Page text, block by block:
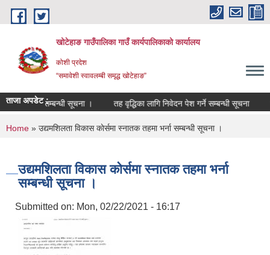
Skip to main content
खोटेहाङ गाउँपालिका गाउँ कार्यपालिकाको कार्यालय
कोशी प्रदेश
“समावेशी स्वावलम्बी समृद्ध खोटेहाङ”
ताजा अपडेट :
हुने सम्बन्धी सूचना । तह वृद्धिका लागि निवेदन पेश गर्ने सम्बन्धी सूचना
You are here
Home » उद्यमशिलता विकास काेर्समा स्नातक तहमा भर्ना सम्बन्धी सूचना ।
उद्यमशिलता विकास काेर्समा स्नातक तहमा भर्ना
सम्बन्धी सूचना ।
Submitted on: Mon, 02/22/2021 - 16:17